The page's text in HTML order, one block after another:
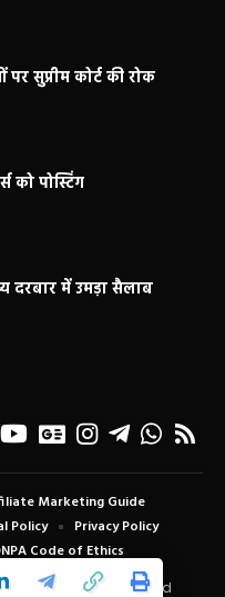
सुप्रीम कोर्ट की रोक
को पोस्टिंग
दरबार में उमड़ा सैलाब
All Rights Reserved
Marketing Guide
Policy
Privacy Policy
Code of Ethics